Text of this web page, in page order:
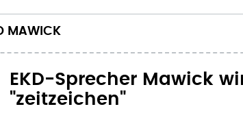
MAWICK
EKD-Sprecher Mawick
"zeitzeichen"